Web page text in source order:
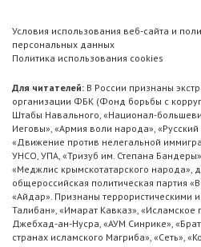
Условия использования веб-сайта и
персональных данных
Политика использования cookies
Для читателей: В России признаны
организации ФБК (Фонд борьбы с
Штабы Навального, «Национал-
Иеговы», «Армия воли народа»,
«Движение против нелегальной
УНСО, УПА, «Тризуб им. Степана
«Меджлис крымскотатарского народа»,
общероссийская политическая партия
«Айдар». Признаны
Талибан», «Имарат Кавказ», «Исламское
Джебхад-ан-Нусра, «АУМ Синрике»,
странах исламского Магриба», «Сеть»,